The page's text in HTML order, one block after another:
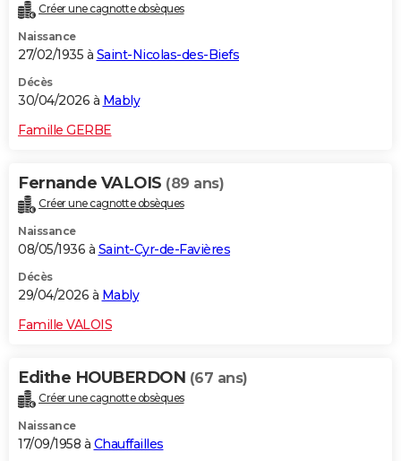
Créer une cagnotte obsèques
Naissance
27/02/1935 à Saint-Nicolas-des-Biefs
Décès
30/04/2026 à Mably
Famille GERBE
Fernande VALOIS (89 ans)
Créer une cagnotte obsèques
Naissance
08/05/1936 à Saint-Cyr-de-Favières
Décès
29/04/2026 à Mably
Famille VALOIS
Edithe HOUBERDON (67 ans)
Créer une cagnotte obsèques
Naissance
17/09/1958 à Chauffailles